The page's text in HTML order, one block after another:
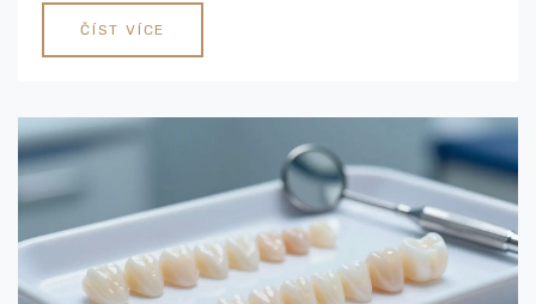
ČÍST VÍCE